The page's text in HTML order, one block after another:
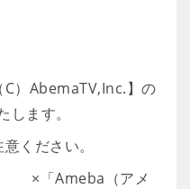
）AbemaTV,Inc.】の
ます。
ください。
×「Ameba（アメ